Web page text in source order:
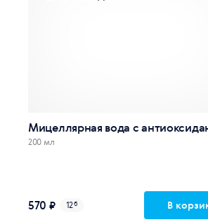
Мицеллярная вода с
200 мл
570 ₽ 12б В